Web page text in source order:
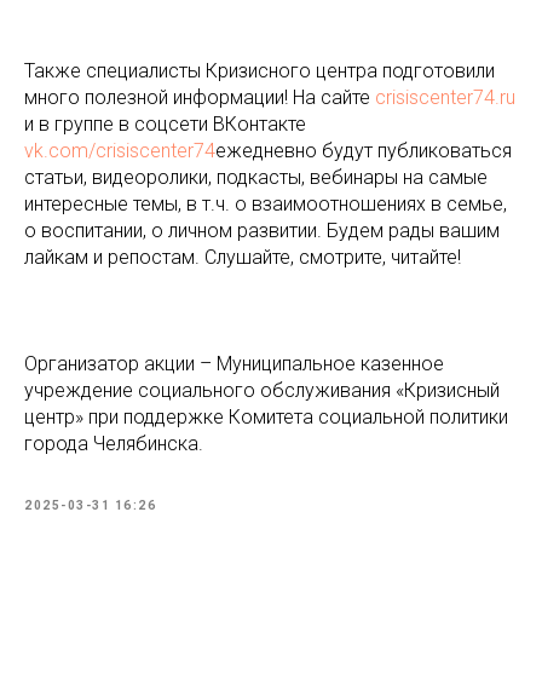
Также специалисты Кризисного центра подготовили
много полезной информации! На сайте crisiscenter74.ru
и в группе в соцсети ВКонтакте
vk.com/crisiscenter74ежедневно будут публиковаться
статьи, видеоролики, подкасты, вебинары на самые
интересные темы, в т.ч. о взаимоотношениях в семье,
о воспитании, о личном развитии. Будем рады вашим
лайкам и репостам. Слушайте, смотрите, читайте!
Организатор акции – Муниципальное казенное
учреждение социального обслуживания «Кризисный
центр» при поддержке Комитета социальной политики
города Челябинска.
2025-03-31 16:26